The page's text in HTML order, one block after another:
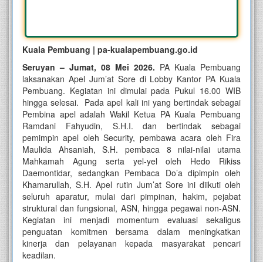
Kuala Pembuang | pa-kualapembuang.go.id
Seruyan – Jumat, 08 Mei 2026. PA Kuala Pembuang
laksanakan Apel Jum’at Sore di Lobby Kantor PA Kuala
Pembuang. Kegiatan ini dimulai pada Pukul 16.00 WIB
hingga selesai. Pada apel kali ini yang bertindak sebagai
Pembina apel adalah Wakil Ketua PA Kuala Pembuang
Ramdani Fahyudin, S.H.I. dan bertindak sebagai
pemimpin apel oleh Security, pembawa acara oleh Fira
Maulida Ahsaniah, S.H. pembaca 8 nilai-nilai utama
Mahkamah Agung serta yel-yel oleh Hedo Rikiss
Daemontidar, sedangkan Pembaca Do’a dipimpin oleh
Khamarullah, S.H. Apel rutin Jum’at Sore ini diikuti oleh
seluruh aparatur, mulai dari pimpinan, hakim, pejabat
struktural dan fungsional, ASN, hingga pegawai non-ASN.
Kegiatan ini menjadi momentum evaluasi sekaligus
penguatan komitmen bersama dalam meningkatkan
kinerja dan pelayanan kepada masyarakat pencari
keadilan.